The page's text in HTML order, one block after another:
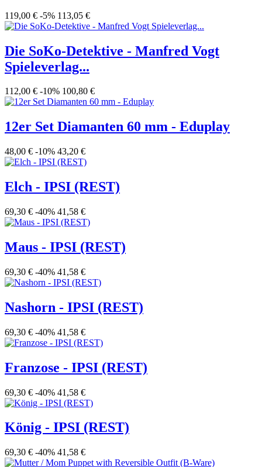
119,00 € -5% 113,05 €
Die SoKo-Detektive - Manfred Vogt
Spieleverlag...
112,00 € -10% 100,80 €
12er Set Diamanten 60 mm - Eduplay
48,00 € -10% 43,20 €
Elch - IPSI (REST)
69,30 € -40% 41,58 €
Maus - IPSI (REST)
69,30 € -40% 41,58 €
Nashorn - IPSI (REST)
69,30 € -40% 41,58 €
Franzose - IPSI (REST)
69,30 € -40% 41,58 €
König - IPSI (REST)
69,30 € -40% 41,58 €